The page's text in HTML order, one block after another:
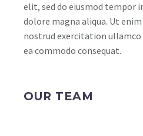
elit, sed do eiusmod tempor
dolore magna aliqua. Ut
nostrud exercitation
ea commodo consequat.
OUR TEAM